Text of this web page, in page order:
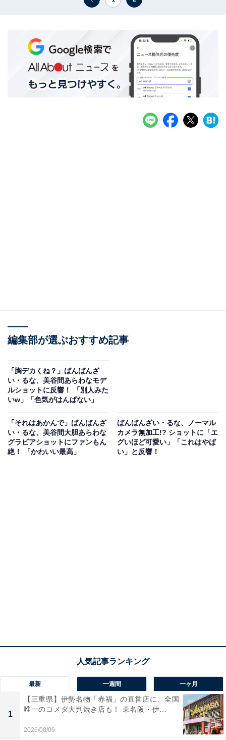
編集部が選ぶおすすめ記事
「胸デカくね？」ばんばんざ
い・るな、美谷間あらわなモデ
ルショットに反響！ 「別人みた
いw」「色気がはんぱない」
「それはあかんで」ばんばんざ
い・るな、美谷間大胆あらわな
グラビアショットにファンもん
絶！ 「かわいい最高」
ばんばんざい・るな、ノーマル
カメラ無加工!? ショットに「エ
グいほど可愛い」「これはやば
い」と反響！
最新 一週間 一ヶ月
1
【三重県】伊勢名物「赤福」の直営店に、全国
唯一のコメダ大判焼き店も！ 東名阪・伊...
2026/08/06